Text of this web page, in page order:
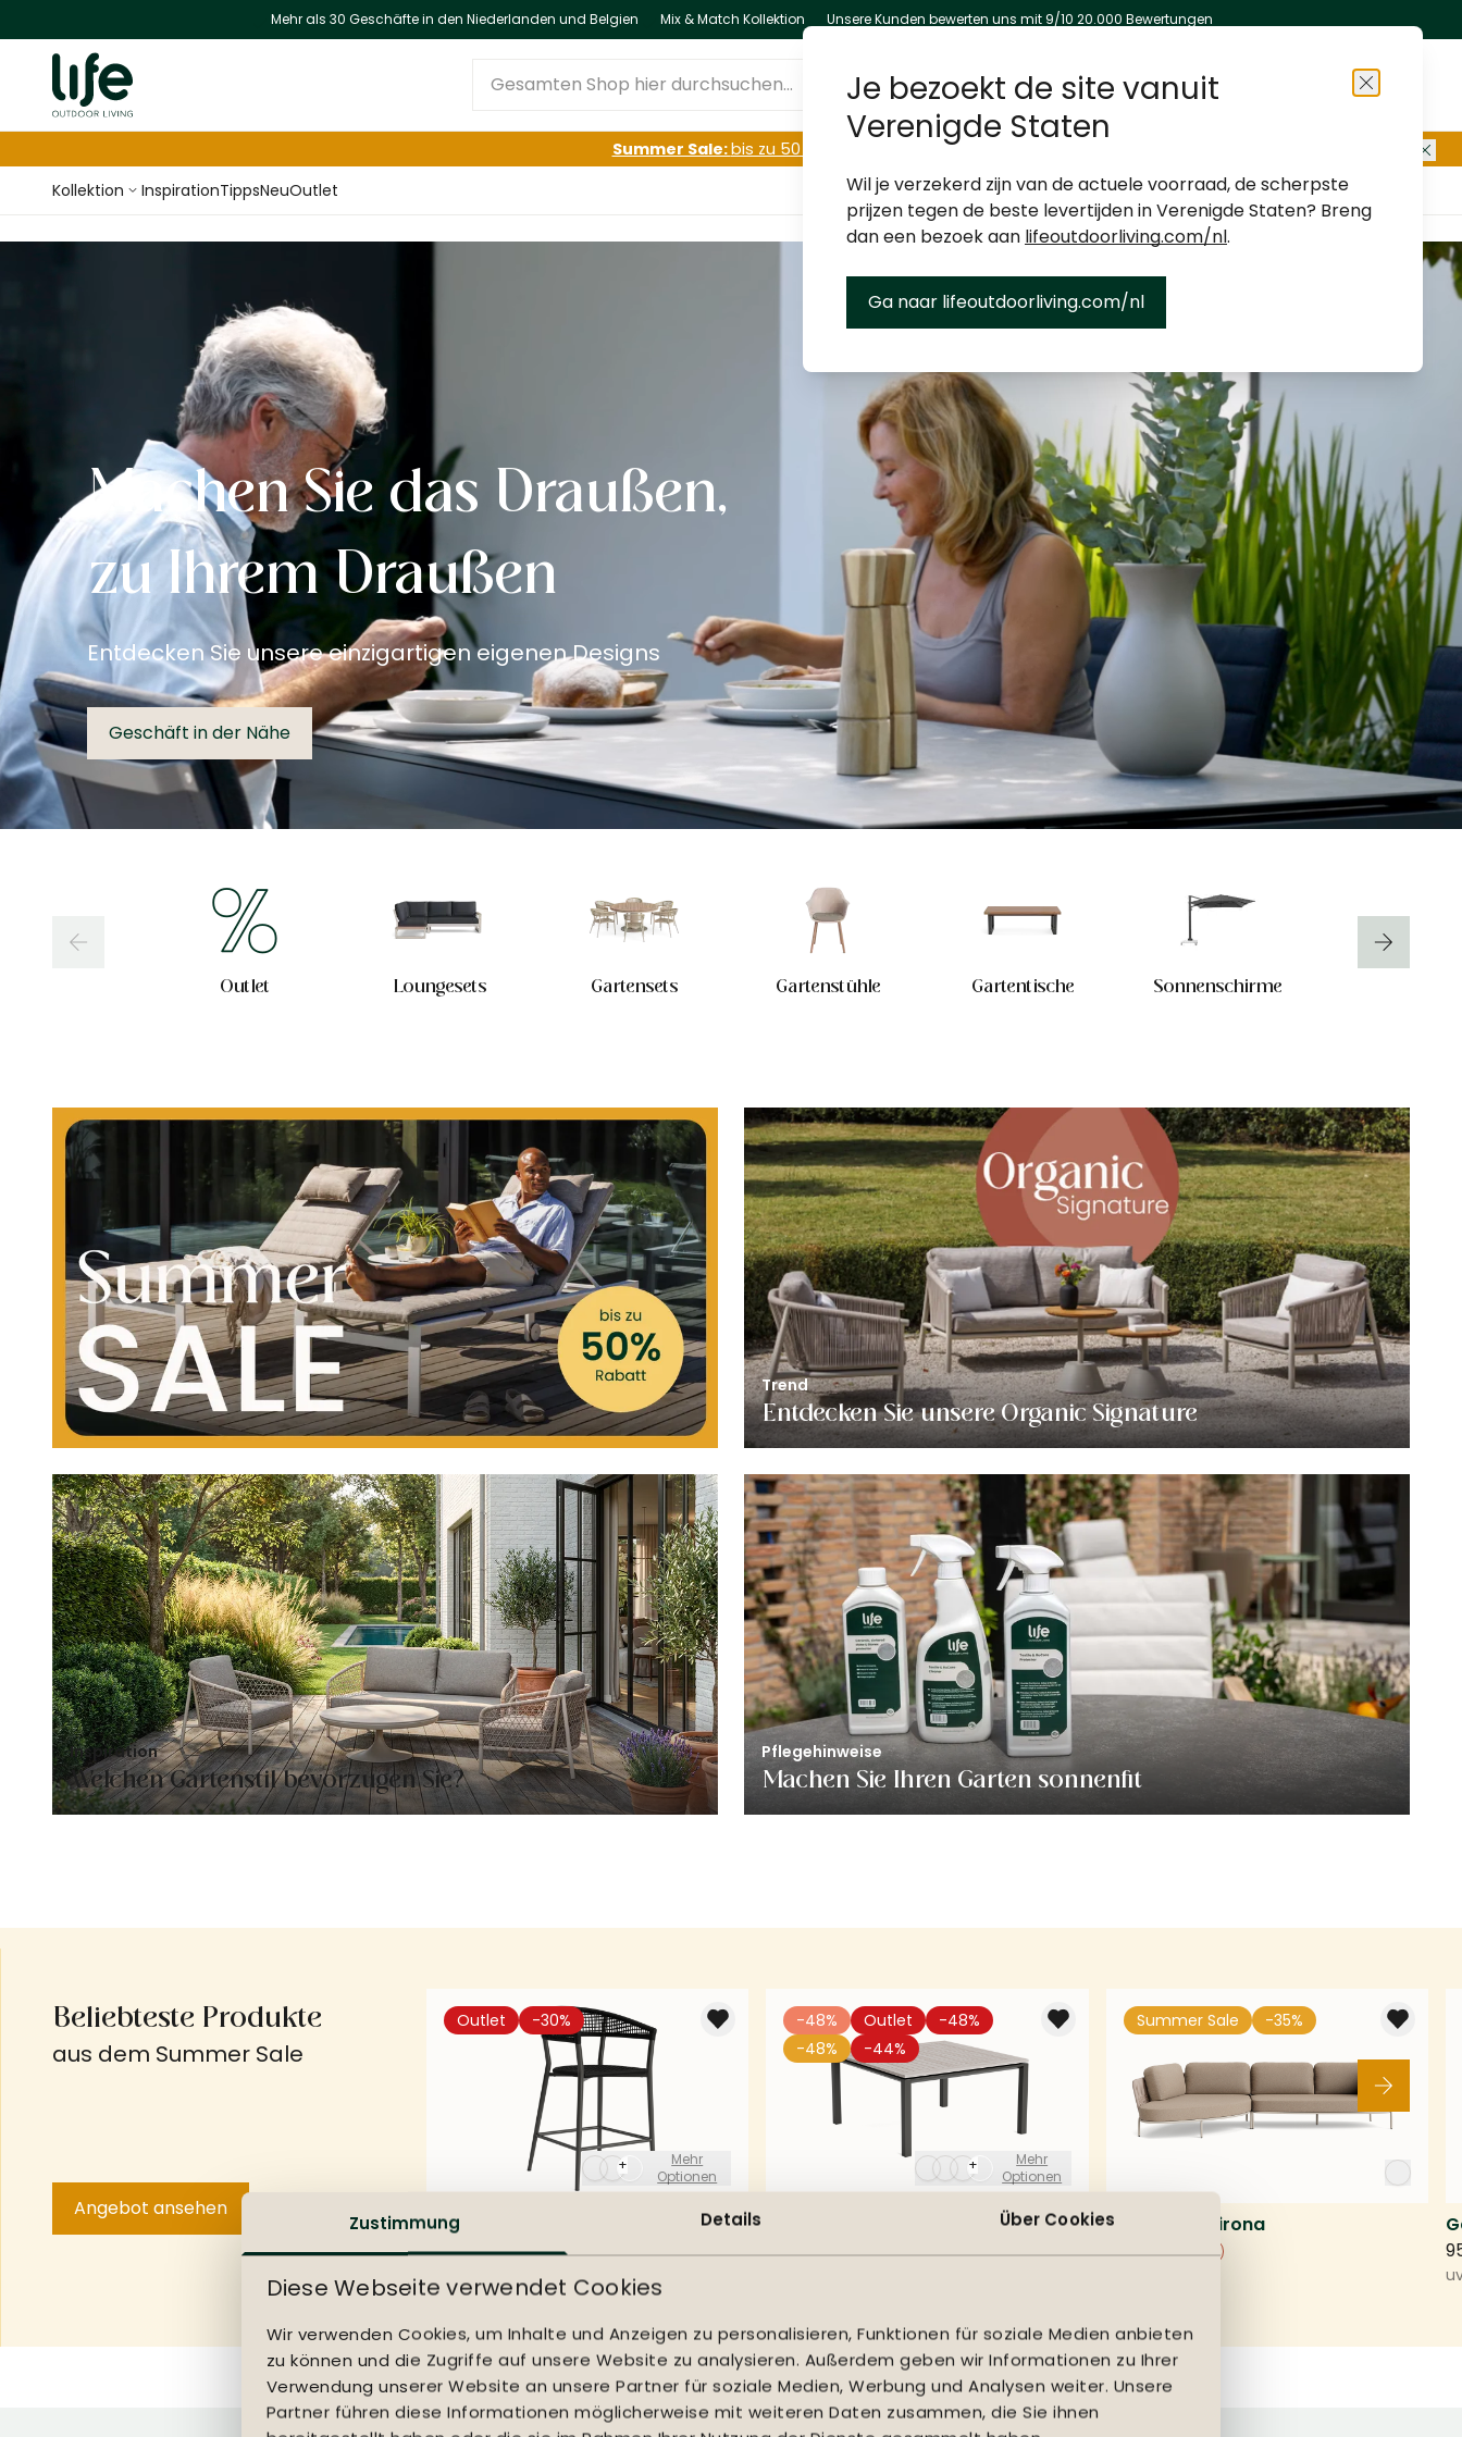
Zustimmung Details Über Cookies
Diese Webseite verwendet Cookies
Wir verwenden Cookies, um Inhalte und Anzeigen zu personalisieren, Funktionen für soziale Medien anbieten
zu können und die Zugriffe auf unsere Website zu analysieren. Außerdem geben wir Informationen zu Ihrer
Verwendung unserer Website an unsere Partner für soziale Medien, Werbung und Analysen weiter. Unsere
Partner führen diese Informationen möglicherweise mit weiteren Daten zusammen, die Sie ihnen
Mehr als 30 Geschäfte in den Niederlanden und Belgien Mix & Match Kollektion Unsere Kunden bewerten uns mit 9/10 20.000 Bewertungen
Zum Inhalt springen
Summer Sale:bis zu 50 % Rabatt
Kollektion
InspirationTippsNeuOutlet Über unsGeschäfteKundenservice
Machen Sie das Draußen,
zu Ihrem Draußen
Entdecken Sie unsere einzigartigen eigenen Designs
Geschäft in der Nähe
Outlet Loungesets Gartensets Gartenstühle Gartentische Sonnenschirme
Trend
Entdecken Sie unsere Organic Signature
Inspiration
Welchen Gartenstil bevorzugen Sie?
Pflegehinweise
Machen Sie Ihren Garten sonnenfit
Beliebteste Produkte
aus dem Summer Sale
Angebot ansehen
+
Mehr
Optionen
Barhocker Axo
ab175,- -75
Outlet -30%
+
Mehr
Optionen
Gartentisch Concept 140x140cm
ab481,63 -442
-48% Outlet
-48%
-48%
-44%
Loungeset Girona
1461,69
-787
Summer Sale -35%
Je bezoekt de site vanuit
Verenigde Staten
Wil je verzekerd zijn van de actuele voorraad, de scherpste
prijzen tegen de beste levertijden in Verenigde Staten? Breng
dan een bezoek aan lifeoutdoorliving.com/nl.
Ga naar lifeoutdoorliving.com/nl